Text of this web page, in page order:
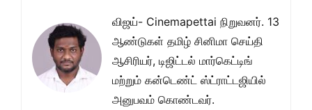
விஜய்- Cinemapettai நிறுவனர். 13
ஆண்டுகள் தமிழ் சினிமா செய்தி
ஆசிரியர், டிஜிட்டல் மார்கெட்டிங்
மற்றும் கன்டெண்ட் ஸ்ட்ராட்டஜியில்
அனுபவம் கொண்டவர்.